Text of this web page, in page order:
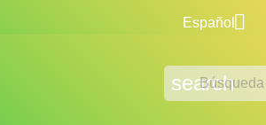
Español
search